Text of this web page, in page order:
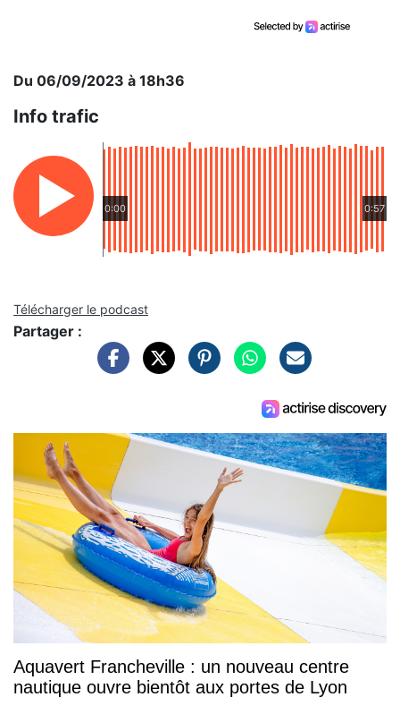
Du 06/09/2023 à 18h36
Info trafic
0:00 0:57
Télécharger le podcast
Partager :
Aquavert Francheville : un nouveau centre
nautique ouvre bientôt aux portes de Lyon